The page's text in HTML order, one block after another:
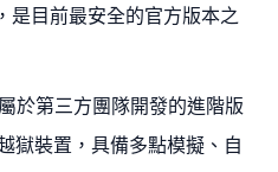
是目前最安全的官方版本之
於第三方團隊開發的進階版
獄裝置，具備多點模擬、自